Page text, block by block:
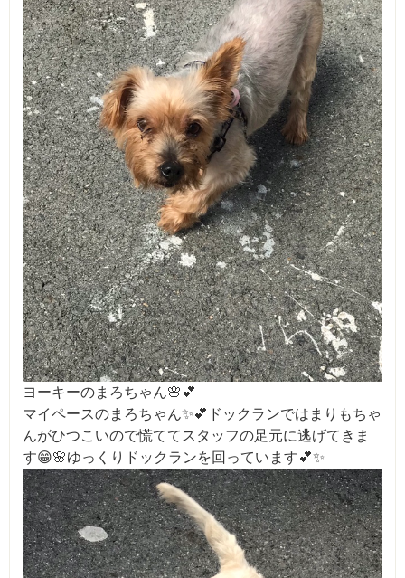
ヨーキーのまろちゃん🌸💕
マイペースのまろちゃん✨💕ドックランではまりもちゃ
んがひつこいので慌ててスタッフの足元に逃げてきま
す😁🌸ゆっくりドックランを回っています💕✨